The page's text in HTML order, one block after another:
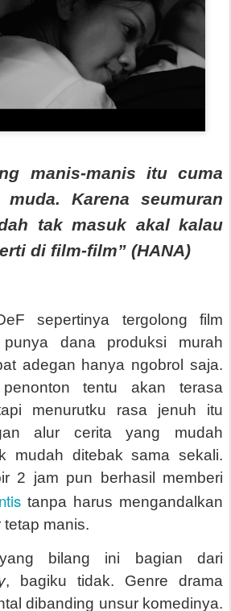
manis-manis itu cuma
Karena seumuran
tak masuk akal kalau
di film-film” (HANA)
sepertinya tergolong film
dana produksi murah
adegan hanya ngobrol saja.
tentu akan terasa
menurutku rasa jenuh itu
alur cerita yang mudah
mudah ditebak sama sekali.
2 jam pun berhasil memberi
tanpa harus mengandalkan
manis.
bilang ini bagian dari
, bagiku tidak. Genre drama
dibanding unsur komedinya.